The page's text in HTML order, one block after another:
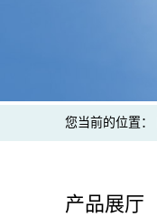
您当前的位置：
产品展厅